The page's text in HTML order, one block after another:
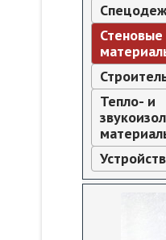
Тепло- и